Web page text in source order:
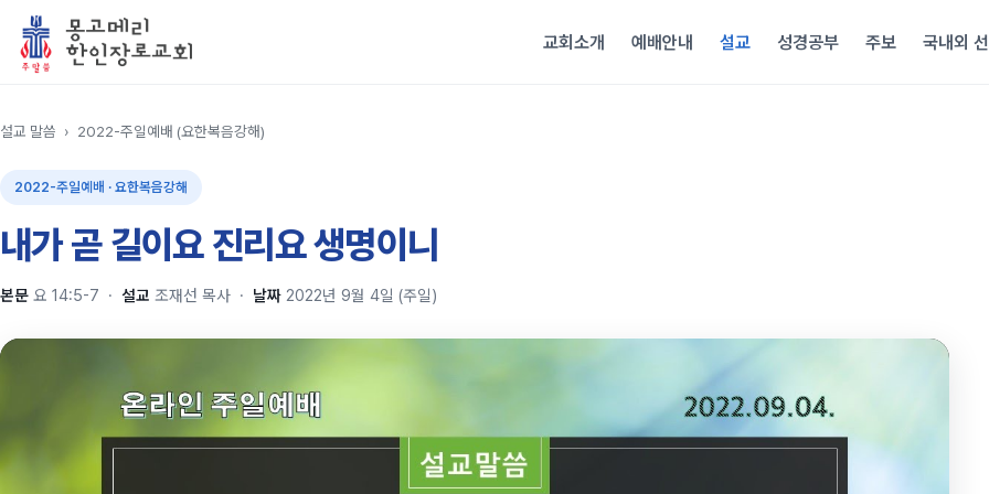
교회소개 예배안내 설교 성경공부 주보 국내외
설교 말씀 › 2022-주일예배 (요한복음강해)
2022-주일예배 · 요한복음강해
내가 곧 길이요 진리요 생명이니
본문 요 14:5-7 · 설교 조재선 목사 · 날짜 2022년 9월 4일 (주일)